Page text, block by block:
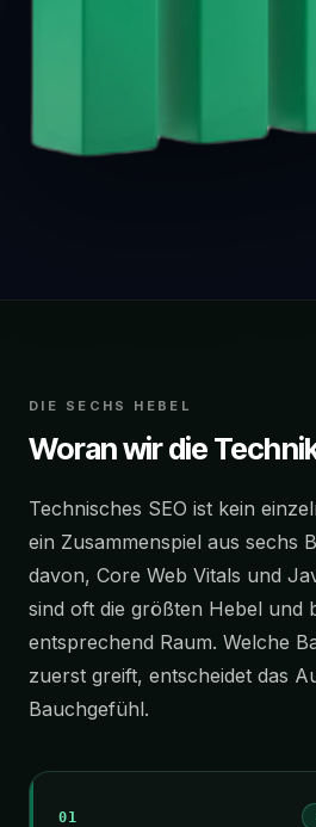
DIE SECHS HEBEL
Woran wir die
Technisches SEO ist kein
ein Zusammenspiel aus sechs
davon, Core Web Vitals und
sind oft die größten Hebel und
entsprechend Raum. Welche
zuerst greift, entscheidet das
Bauchgefühl.
01